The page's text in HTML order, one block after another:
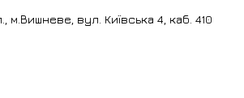
м.Вишневе, вул. Київська 4, каб. 410